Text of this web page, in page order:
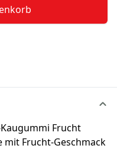
Frucht
mit Frucht-Geschmack